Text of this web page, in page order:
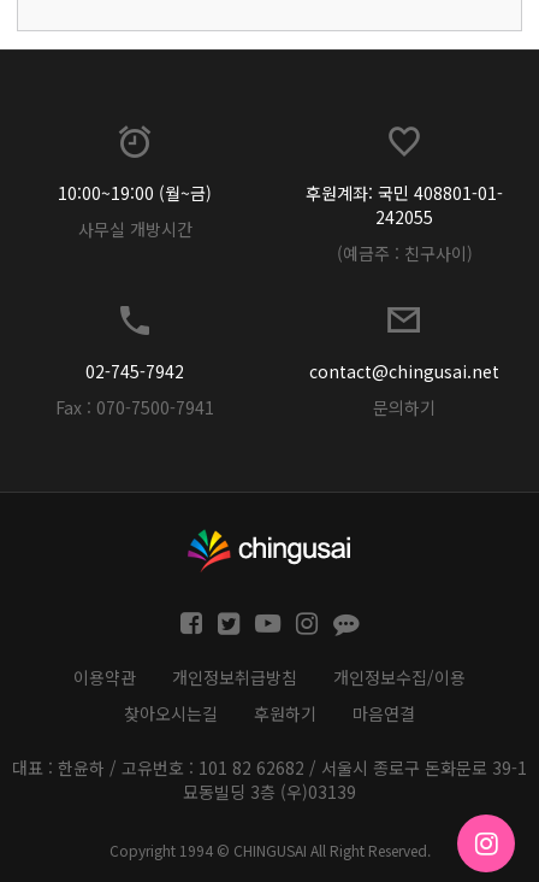
10:00~19:00 (월~금)
사무실 개방시간
후원계좌: 국민 408801-01-
242055
(예금주 : 친구사이)
02-745-7942
Fax : 070-7500-7941
contact@chingusai.net
문의하기
이용약관 개인정보취급방침
개인정보수집/이용
찾아오시는길
후원하기 마음연결
대표 : 한윤하 / 고유번호 : 101 82 62682 / 서울시 종로구 돈화문로 39-1
묘동빌딩 3층 (우)03139
Copyright 1994 © CHINGUSAI All Right Reserved.